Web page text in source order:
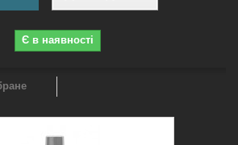
Є в наявності